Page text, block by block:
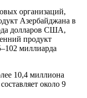
организаций,
Азербайджана в
долларов США,
продукт
миллиарда
10,4 миллиона
около 9